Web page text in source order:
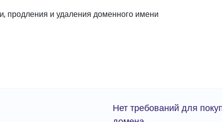
продления и удаления доменного имени
Нет требований для